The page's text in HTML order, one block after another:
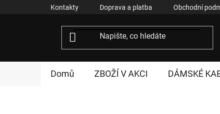
Kontakty Doprava a platba Obchodní
Domů ZBOŽÍ V AKCI DÁMSKÉ